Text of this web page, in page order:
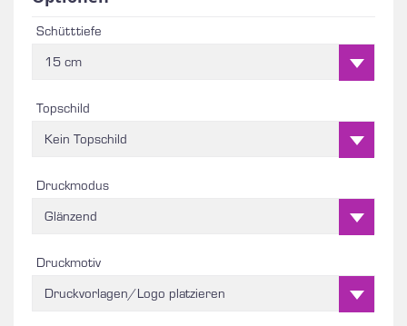
Schütttiefe
15 cm
Topschild
Kein Topschild
Druckmodus
Glänzend
Druckmotiv
Druckvorlagen/Logo platzieren